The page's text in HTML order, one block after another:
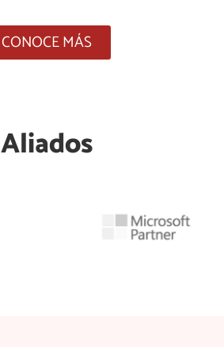
CONOCE MÁS
Aliados
0
83